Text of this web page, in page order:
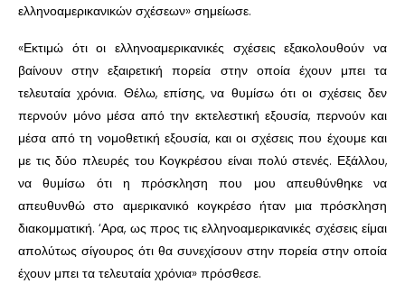
ελληνοαμερικανικών σχέσεων» σημείωσε.
«Εκτιμώ ότι οι ελληνοαμερικανικές σχέσεις εξακολουθούν να
βαίνουν στην εξαιρετική πορεία στην οποία έχουν μπει τα
τελευταία χρόνια. Θέλω, επίσης, να θυμίσω ότι οι σχέσεις δεν
περνούν μόνο μέσα από την εκτελεστική εξουσία, περνούν και
μέσα από τη νομοθετική εξουσία, και οι σχέσεις που έχουμε και
με τις δύο πλευρές του Κογκρέσου είναι πολύ στενές. Εξάλλου,
να θυμίσω ότι η πρόσκληση που μου απευθύνθηκε να
απευθυνθώ στο αμερικανικό κογκρέσο ήταν μια πρόσκληση
διακομματική. ‘Αρα, ως προς τις ελληνοαμερικανικές σχέσεις είμαι
απολύτως σίγουρος ότι θα συνεχίσουν στην πορεία στην οποία
έχουν μπει τα τελευταία χρόνια» πρόσθεσε.